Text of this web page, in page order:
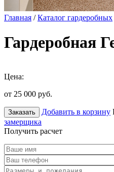
Главная /Каталог гардеробных
Гардеробная
Цена:
от 25 000 руб.
Заказать Добавить в корзину
замерщика
Получить расчет